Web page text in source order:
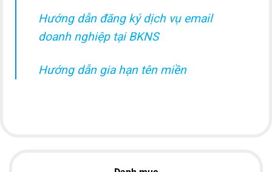
Hướng dẫn đăng ký dịch vụ email
doanh nghiệp tại BKNS
Hướng dẫn gia hạn tên miền